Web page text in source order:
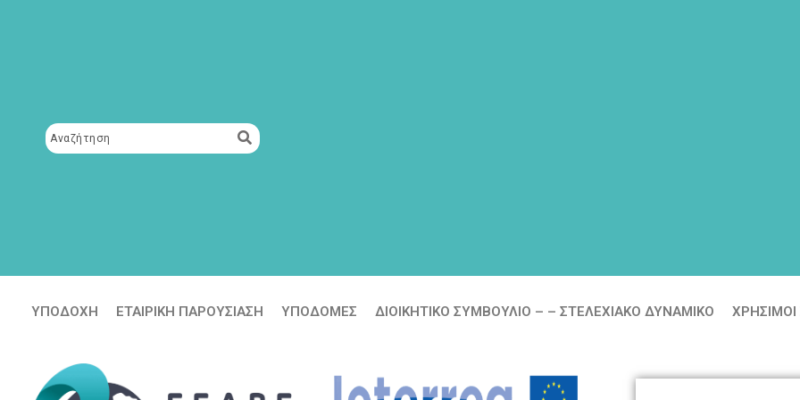
ΥΠΟΔΟΧΗ ΕΤΑΙΡΙΚΗ ΠΑΡΟΥΣΙΑΣΗ ΥΠΟΔΟΜΕΣ ΔΙΟΙΚΗΤΙΚΟ ΣΥΜΒΟΥΛΙΟ – – ΣΤΕΛΕΧΙΑΚΟ ΔΥΝΑΜΙΚΟ